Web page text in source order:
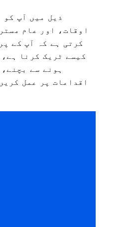
ذیل میں آپ
اوقات، اور عام
کرتی ہے کہ آپ کے
کیسے ٹریک کرنا
ہونے سے
اقدامات پر عمل